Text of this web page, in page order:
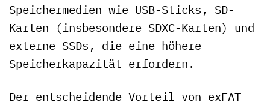
Speichermedien wie USB-Sticks, SD-
Karten (insbesondere SDXC-Karten) und
externe SSDs, die eine höhere
Speicherkapazität erfordern.
Der entscheidende Vorteil von exFAT